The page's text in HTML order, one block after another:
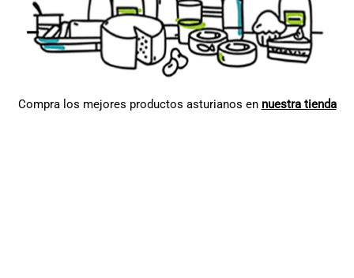
Compra los mejores productos asturianos en nuestra tienda